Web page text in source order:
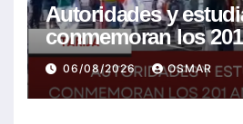
Autoridades y
conmemoran los
Bolivia con la
mejor futuro
06/08/2026 OSMAR